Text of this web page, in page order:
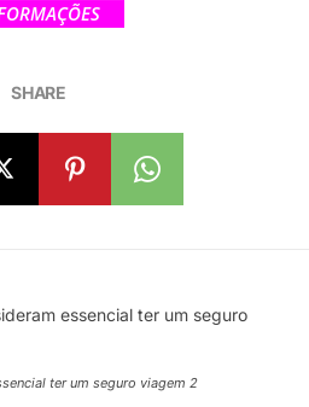
SHARE
ter um seguro viagem 2